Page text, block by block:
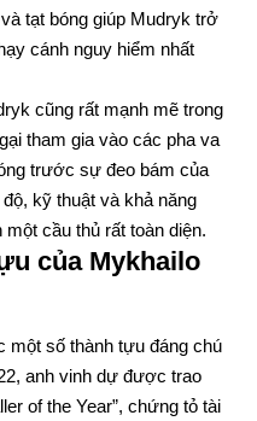
tạt bóng giúp Mudryk trở
cánh nguy hiểm nhất
cũng rất mạnh mẽ trong
tham gia vào các pha va
trước sự đeo bám của
kỹ thuật và khả năng
cầu thủ rất toàn diện.
của Mykhailo
một số thành tựu đáng chú
anh vinh dự được trao
of the Year”, chứng tỏ tài